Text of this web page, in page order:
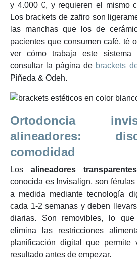
y 4.000 €, y requieren el mismo
Los brackets de zafiro son
las manchas que los de
pacientes que consumen café, té
ver cómo trabaja este sistema
consultar la página de brackets
Piñeda & Odeh.
Ortodoncia
alineadores:
comodidad
Los alineadores transparentes
conocida es Invisalign, son
a medida mediante tecnología
cada 1-2 semanas y deben
diarias. Son removibles, lo
elimina las restricciones
planificación digital que permite
resultado antes de empezar.